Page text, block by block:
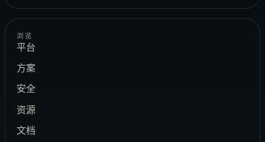
浏览
平台
方案
安全
资源
文档